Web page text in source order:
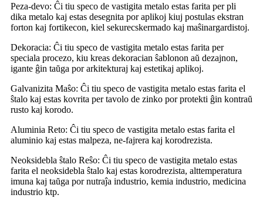
Peza-devo: Ĉi tiu speco de vastigita metalo estas farita per pli
dika metalo kaj estas desegnita por aplikoj kiuj postulas ekstran
forton kaj fortikecon, kiel sekurecskermado kaj maŝinargardistoj.
Dekoracia: Ĉi tiu speco de vastigita metalo estas farita per
speciala procezo, kiu kreas dekoracian ŝablonon aŭ dezajnon,
igante ĝin taŭga por arkitekturaj kaj estetikaj aplikoj.
Galvanizita Maŝo: Ĉi tiu speco de vastigita metalo estas farita el
ŝtalo kaj estas kovrita per tavolo de zinko por protekti ĝin kontraŭ
rusto kaj korodo.
Aluminia Reto: Ĉi tiu speco de vastigita metalo estas farita el
aluminio kaj estas malpeza, ne-fajrera kaj korodrezista.
Neoksidebla ŝtalo Reŝo: Ĉi tiu speco de vastigita metalo estas
farita el neoksidebla ŝtalo kaj estas korodrezista, alttemperatura
imuna kaj taŭga por nutraĵa industrio, kemia industrio, medicina
industrio ktp.